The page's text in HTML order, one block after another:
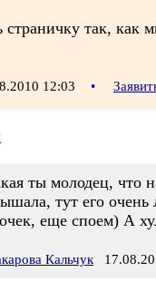
страничку так,
12:03 •
ты молодец, что
тут его
еще споем) А
Кальчук